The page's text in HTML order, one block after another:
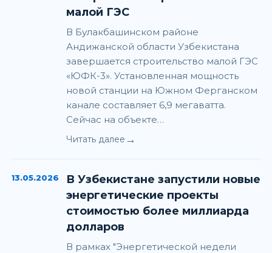
малой ГЭС
В Булакбашинском районе
Андижанской области Узбекистана
завершается строительство малой ГЭС
«ЮФК-3». Установленная мощность
новой станции на Южном Ферганском
канале составляет 6,9 мегаватта.
Сейчас на объекте…
Читать далее →
13.05.2026
В Узбекистане запустили новые
энергетические проекты
стоимостью более миллиарда
долларов
В рамках "Энергетической недели